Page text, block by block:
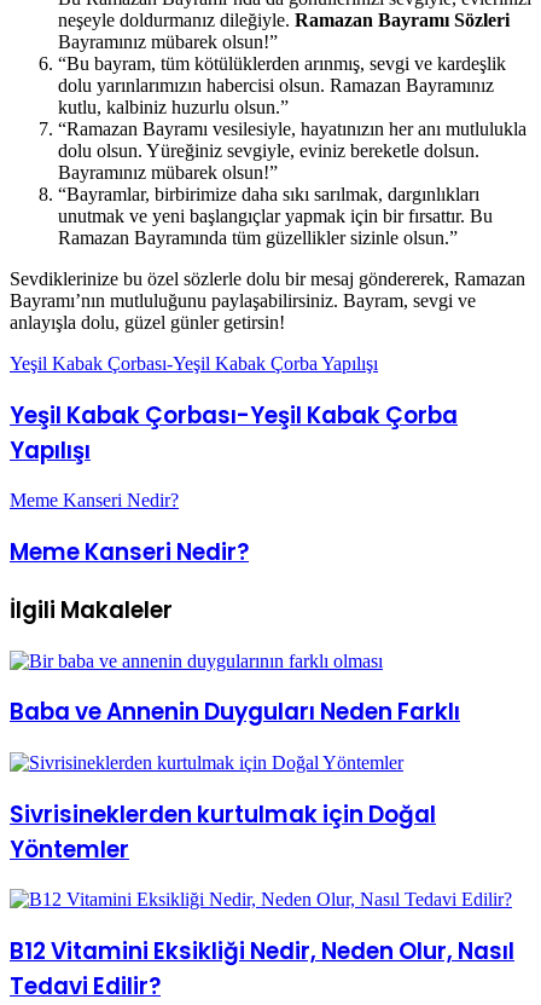
neşeyle doldurmanız dileğiyle. Ramazan Bayramı Sözleri
Bayramınız mübarek olsun!”
“Bu bayram, tüm kötülüklerden arınmış, sevgi ve kardeşlik
dolu yarınlarımızın habercisi olsun. Ramazan Bayramınız
kutlu, kalbiniz huzurlu olsun.”
“Ramazan Bayramı vesilesiyle, hayatınızın her anı mutlulukla
dolu olsun. Yüreğiniz sevgiyle, eviniz bereketle dolsun.
Bayramınız mübarek olsun!”
“Bayramlar, birbirimize daha sıkı sarılmak, dargınlıkları
unutmak ve yeni başlangıçlar yapmak için bir fırsattır. Bu
Ramazan Bayramında tüm güzellikler sizinle olsun.”
Sevdiklerinize bu özel sözlerle dolu bir mesaj göndererek, Ramazan
Bayramı’nın mutluluğunu paylaşabilirsiniz. Bayram, sevgi ve
anlayışla dolu, güzel günler getirsin!
Yeşil Kabak Çorbası-Yeşil Kabak Çorba Yapılışı
Yeşil Kabak Çorbası-Yeşil Kabak Çorba
Yapılışı
Meme Kanseri Nedir?
Meme Kanseri Nedir?
İlgili Makaleler
Baba ve Annenin Duyguları Neden Farklı
Sivrisineklerden kurtulmak için Doğal
Yöntemler
B12 Vitamini Eksikliği Nedir, Neden Olur, Nasıl
Tedavi Edilir?